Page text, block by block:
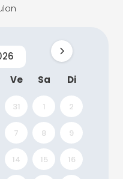
Ve Sa Di
31 1 2
7 8 9
14 15 16